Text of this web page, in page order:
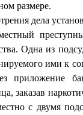
размере.
дела
Одна из
ими к
приложение
заказав
с двумя